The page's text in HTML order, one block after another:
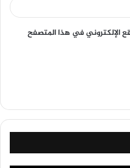
الإلكتروني في هذا المتصفح